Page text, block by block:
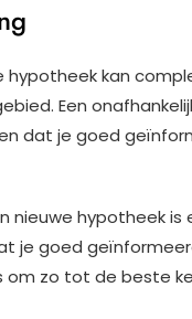
kan
Een
dat je goed
nieuwe hypotheek
je goed
om zo tot de beste